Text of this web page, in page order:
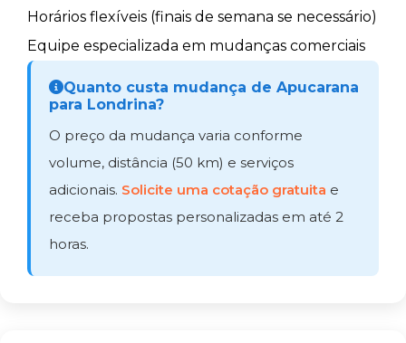
Horários flexíveis (finais de semana se necessário)
Equipe especializada em mudanças comerciais
Quanto custa mudança de Apucarana
para Londrina?
O preço da mudança varia conforme
volume, distância (50 km) e serviços
adicionais. Solicite uma cotação gratuita e
receba propostas personalizadas em até 2
horas.